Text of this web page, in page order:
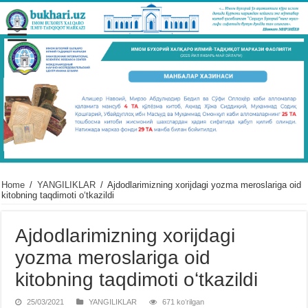
Home / YANGILIKLAR / Ajdodlarimizning xorijdagi yozma meroslariga oid
kitobning taqdimoti oʻtkazildi
Ajdodlarimizning xorijdagi
yozma meroslariga oid
kitobning taqdimoti oʻtkazildi
25/03/2021 YANGILIKLAR 671 koʻrilgan